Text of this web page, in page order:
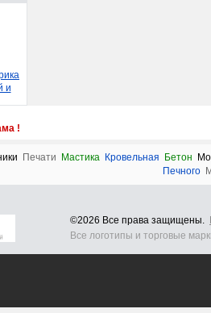
!
Печати Мастика Кровельная Бетон
Печного
©2026 Все права защищены.
Все логотипы и торговые